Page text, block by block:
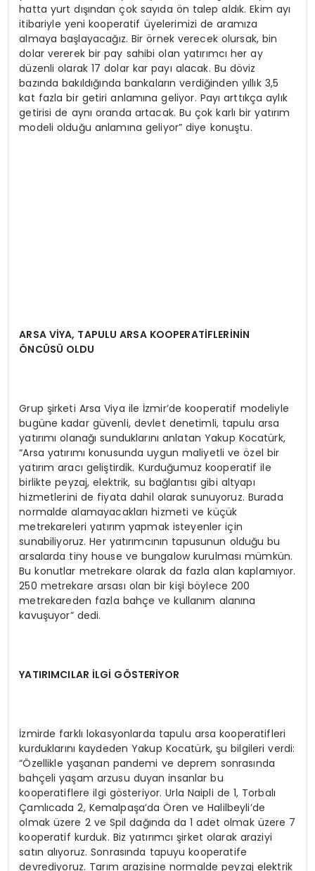
hatta yurt dışından çok sayıda ön talep aldık. Ekim ayı
itibariyle yeni kooperatif üyelerimizi de aramıza
almaya başlayacağız. Bir örnek verecek olursak, bin
dolar vererek bir pay sahibi olan yatırımcı her ay
düzenli olarak 17 dolar kar payı alacak. Bu döviz
bazında bakıldığında bankaların verdiğinden yıllık 3,5
kat fazla bir getiri anlamına geliyor. Payı arttıkça aylık
getirisi de aynı oranda artacak. Bu çok karlı bir yatırım
modeli olduğu anlamına geliyor” diye konuştu.
ARSA VİYA, TAPULU ARSA KOOPERATİFLERİNİN
ÖNCÜSÜ OLDU
Grup şirketi Arsa Viya ile İzmir’de kooperatif modeliyle
bugüne kadar güvenli, devlet denetimli, tapulu arsa
yatırımı olanağı sunduklarını anlatan Yakup Kocatürk,
“Arsa yatırımı konusunda uygun maliyetli ve özel bir
yatırım aracı geliştirdik. Kurduğumuz kooperatif ile
birlikte peyzaj, elektrik, su bağlantısı gibi altyapı
hizmetlerini de fiyata dahil olarak sunuyoruz. Burada
normalde alamayacakları hizmeti ve küçük
metrekareleri yatırım yapmak isteyenler için
sunabiliyoruz. Her yatırımcının tapusunun olduğu bu
arsalarda tiny house ve bungalow kurulması mümkün.
Bu konutlar metrekare olarak da fazla alan kaplamıyor.
250 metrekare arsası olan bir kişi böylece 200
metrekareden fazla bahçe ve kullanım alanına
kavuşuyor” dedi.
YATIRIMCILAR İLGİ GÖSTERİYOR
İzmirde farklı lokasyonlarda tapulu arsa kooperatifleri
kurduklarını kaydeden Yakup Kocatürk, şu bilgileri verdi:
“Özellikle yaşanan pandemi ve deprem sonrasında
bahçeli yaşam arzusu duyan insanlar bu
kooperatiflere ilgi gösteriyor. Urla Naipli de 1, Torbalı
Çamlıcada 2, Kemalpaşa’da Ören ve Halilbeyli’de
olmak üzere 2 ve Spil dağında da 1 adet olmak üzere 7
kooperatif kurduk. Biz yatırımcı şirket olarak araziyi
satın alıyoruz. Sonrasında tapuyu kooperatife
devrediyoruz. Tarım arazisine normalde peyzaj elektrik